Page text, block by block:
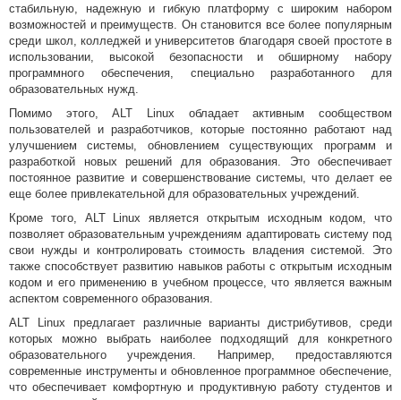
стабильную, надежную и гибкую платформу с широким набором
возможностей и преимуществ. Он становится все более популярным
среди школ, колледжей и университетов благодаря своей простоте в
использовании, высокой безопасности и обширному набору
программного обеспечения, специально разработанного для
образовательных нужд.
Помимо этого, ALT Linux обладает активным сообществом
пользователей и разработчиков, которые постоянно работают над
улучшением системы, обновлением существующих программ и
разработкой новых решений для образования. Это обеспечивает
постоянное развитие и совершенствование системы, что делает ее
еще более привлекательной для образовательных учреждений.
Кроме того, ALT Linux является открытым исходным кодом, что
позволяет образовательным учреждениям адаптировать систему под
свои нужды и контролировать стоимость владения системой. Это
также способствует развитию навыков работы с открытым исходным
кодом и его применению в учебном процессе, что является важным
аспектом современного образования.
ALT Linux предлагает различные варианты дистрибутивов, среди
которых можно выбрать наиболее подходящий для конкретного
образовательного учреждения. Например, предоставляются
современные инструменты и обновленное программное обеспечение,
что обеспечивает комфортную и продуктивную работу студентов и